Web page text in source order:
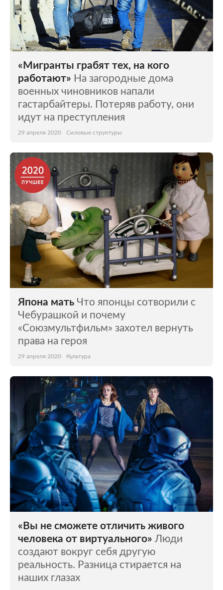
«Мигранты грабят тех, на кого
работают» На загородные дома
военных чиновников напали
гастарбайтеры. Потеряв работу, они
идут на преступления
29 апреля 2020 Силовые структуры
Япона мать Что японцы сотворили с
Чебурашкой и почему
«Союзмультфильм» захотел вернуть
права на героя
29 апреля 2020 Культура
«Вы не сможете отличить живого
человека от виртуального» Люди
создают вокруг себя другую
реальность. Разница стирается на
наших глазах